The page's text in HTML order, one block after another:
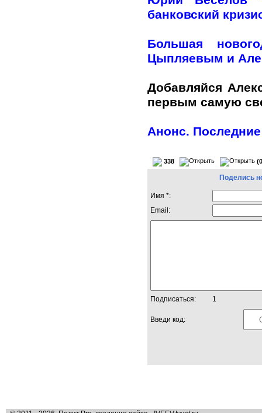
банковский
Большая
Цыпляевым и
Добавляйся
первым самую
Анонс.
338
Поделись
Имя *:
Email:
Подписаться: 1
Введи код: